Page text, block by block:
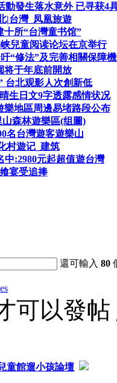
動發生落水意外 已寻获4
|台灣_凤凰旅遊
十所“台灣童书馆”
兒童阅读论坛在京举行
“修法”及完善相關保障
将于年底前開放
台北观影人次創新低
生日文9字透露感情状况
樂地區周邊易堵路段公布
森林遊樂區(组圖)
名台灣遊客遊樂山
村遊记_建筑
中:2980元起超值遊台灣
宴受追捧
還可輸入80
可以發帖
童館遛小孩論壇